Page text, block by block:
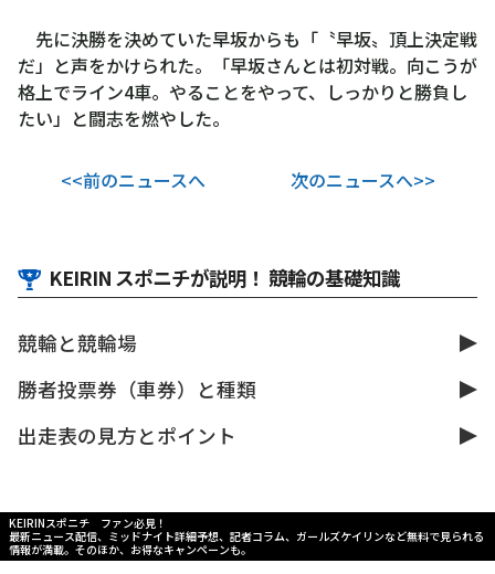
先に決勝を決めていた早坂からも「〝早坂〟頂上決定戦
だ」と声をかけられた。「早坂さんとは初対戦。向こうが
格上でライン4車。やることをやって、しっかりと勝負し
たい」と闘志を燃やした。
<<前のニュースへ 次のニュースへ>>
KEIRIN スポニチが説明！ 競輪の基礎知識
競輪と競輪場
勝者投票券（車券）と種類
出走表の見方とポイント
KEIRINスポニチ ファン必見！
最新ニュース配信、ミッドナイト詳細予想、記者コラム、ガールズケイリンなど無料で見られる
情報が満載。そのほか、お得なキャンペーンも。